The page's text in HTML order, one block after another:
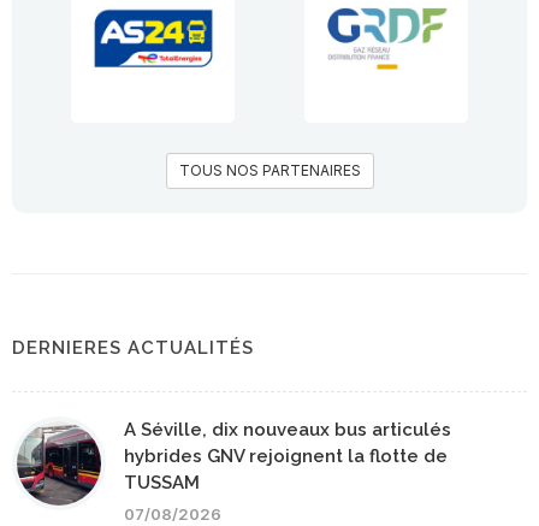
TOUS NOS PARTENAIRES
DERNIERES ACTUALITÉS
A Séville, dix nouveaux bus articulés
hybrides GNV rejoignent la flotte de
TUSSAM
07/08/2026